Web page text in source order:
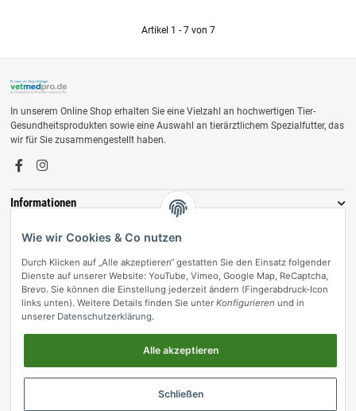
Artikel 1 - 7 von 7
In unserem Online Shop erhalten Sie eine Vielzahl an hochwertigen Tier-
Gesundheitsprodukten sowie eine Auswahl an tierärztlichem Spezialfutter, das
wir für Sie zusammengestellt haben.
Informationen
Zahlungsmöglichkeiten
Vertrag widerrufen
Wie wir Cookies & Co nutzen
Durch Klicken auf „Alle akzeptieren“ gestatten Sie den Einsatz folgender
Dienste auf unserer Website: YouTube, Vimeo, Google Map, ReCaptcha,
Brevo. Sie können die Einstellung jederzeit ändern (Fingerabdruck-Icon
links unten). Weitere Details finden Sie unter Konfigurieren und in
unserer Datenschutzerklärung.
Alle akzeptieren
Schließen